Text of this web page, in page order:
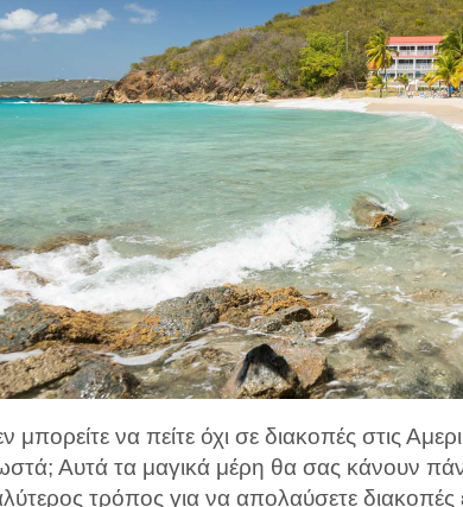
μπορείτε να πείτε όχι σε διακοπές στις
Αυτά τα μαγικά μέρη θα σας κάνουν
τρόπος για να απολαύσετε διακοπές